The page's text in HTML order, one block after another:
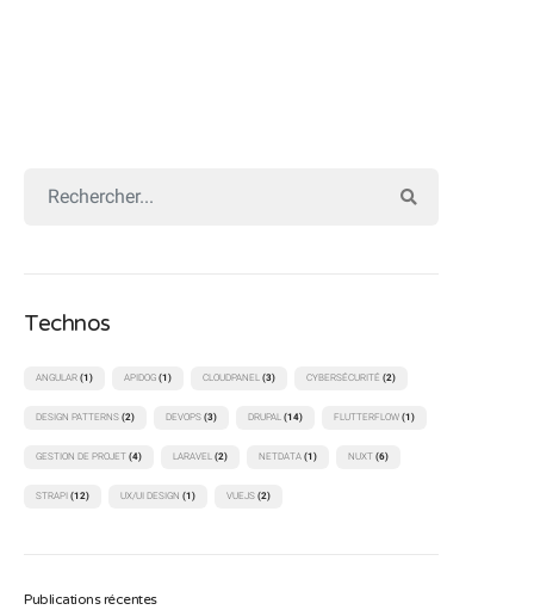
Technos
ANGULAR (1) APIDOG (1) CLOUDPANEL (3) CYBERSÉCURITÉ (2)
DESIGN PATTERNS (2) DEVOPS (3) DRUPAL (14) FLUTTERFLOW (1)
GESTION DE PROJET (4) LARAVEL (2) NETDATA (1) NUXT (6)
STRAPI (12) UX/UI DESIGN (1) VUEJS (2)
Publications récentes